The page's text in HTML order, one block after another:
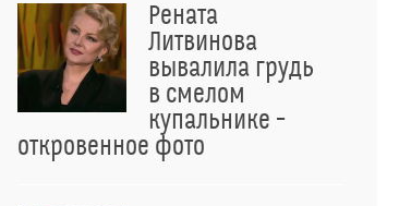
Рената
Литвинова
вывалила грудь
в смелом
купальнике –
откровенное фото